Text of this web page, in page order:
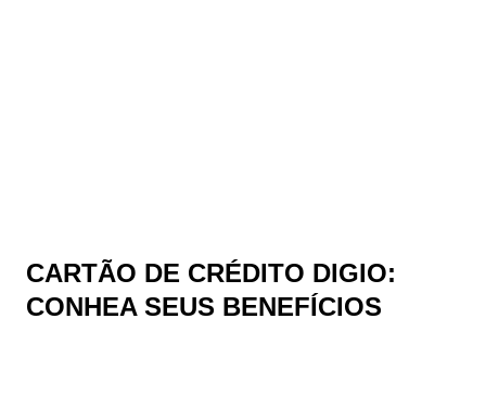
CARTÃO DE CRÉDITO DIGIO:
CONHEA SEUS BENEFÍCIOS